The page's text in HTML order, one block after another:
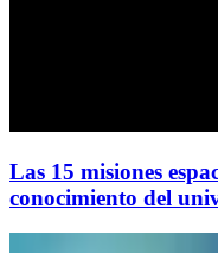
Las 15 misiones
conocimiento del